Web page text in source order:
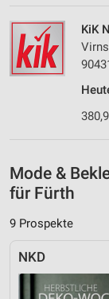
KiK
Mode &
für Fürth
9 Prospekte
NKD
Werbung
Verwendung
personalisierter
von Inhalten
personalisierter
Messung der
Messung der
Analyse von
Kombinationen
Quellen